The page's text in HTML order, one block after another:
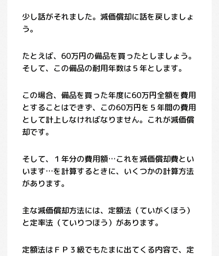
少し話がそれました。減価償却に話を戻しましょ
う。
たとえば、60万円の備品を買ったとしましょう。
そして、この備品の耐用年数は５年とします。
この場合、備品を買った年度に60万円全額を費用
とすることはできず、この60万円を５年間の費用
として計上しなければなりません。これが減価償
却です。
そして、１年分の費用額…これを減価償却費とい
います…を計算するときに、いくつかの計算方法
があります。
主な減価償却方法には、定額法（ていがくほう）
と定率法（ていりつほう）があります。
定額法はＦＰ３級でもたまに出てくる内容で、定